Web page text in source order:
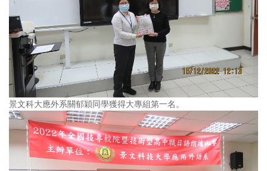
景文科大應外系關郁穎同學獲得大專組第一名。